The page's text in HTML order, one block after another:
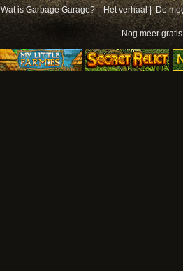
Wat is Garbage Garage? | Het verhaal | De
Nog meer